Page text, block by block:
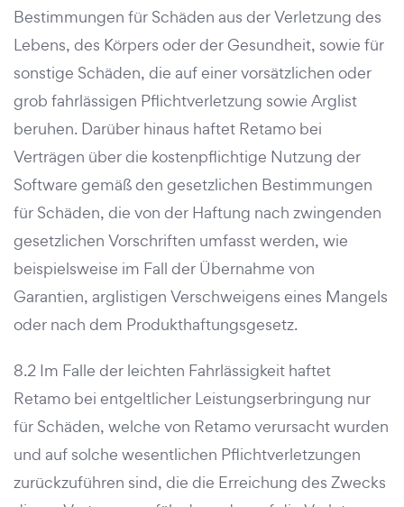
Bestimmungen für Schäden aus der Verletzung des
Lebens, des Körpers oder der Gesundheit, sowie für
sonstige Schäden, die auf einer vorsätzlichen oder
grob fahrlässigen Pflichtverletzung sowie Arglist
beruhen. Darüber hinaus haftet Retamo bei
Verträgen über die kostenpflichtige Nutzung der
Software gemäß den gesetzlichen Bestimmungen
für Schäden, die von der Haftung nach zwingenden
gesetzlichen Vorschriften umfasst werden, wie
beispielsweise im Fall der Übernahme von
Garantien, arglistigen Verschweigens eines Mangels
oder nach dem Produkthaftungsgesetz.
8.2 Im Falle der leichten Fahrlässigkeit haftet
Retamo bei entgeltlicher Leistungserbringung nur
für Schäden, welche von Retamo verursacht wurden
und auf solche wesentlichen Pflichtverletzungen
zurückzuführen sind, die die Erreichung des Zwecks